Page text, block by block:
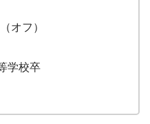
オフ）
学校卒